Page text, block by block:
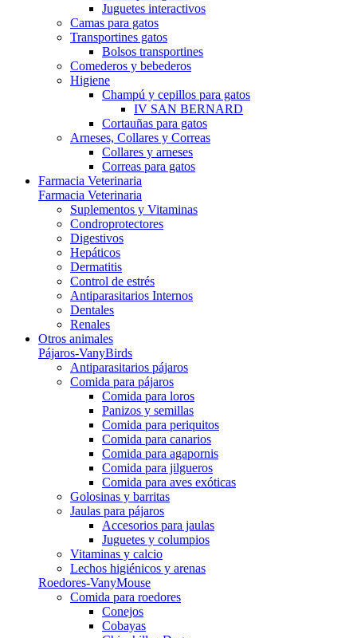
Juguetes interactivos
Camas para gatos
Transportines gatos
Bolsos transportines
Comederos y bebederos
Higiene
Champú y cepillos para gatos
IV SAN BERNARD
Cortauñas para gatos
Arneses, Collares y Correas
Collares y arneses
Correas para gatos
Farmacia Veterinaria
Farmacia Veterinaria
Suplementos y Vitaminas
Condroprotectores
Digestivos
Hepáticos
Dermatitis
Control de estrés
Antiparasitarios Internos
Dentales
Renales
Otros animales
Pájaros-VanyBirds
Antiparasitarios pájaros
Comida para pájaros
Comida para loros
Panizos y semillas
Comida para periquitos
Comida para canarios
Comida para agapornis
Comida para jilgueros
Comida para aves exóticas
Golosinas y barritas
Jaulas para pájaros
Accesorios para jaulas
Juguetes y columpios
Vitaminas y calcio
Lechos higiénicos y arenas
Roedores-VanyMouse
Comida para roedores
Conejos
Cobayas